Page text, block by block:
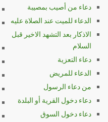
دعاء من أصيب بمصيبة
الدعاء للميت عند الصلاة عليه
الاذكار بعد التشهد الاخير قبل
السلام
دعاء التعزية
الدعاء للمريض
من دعاء الرسول
دعاء دخول القرية أو البلدة
دعاء دخول السوق